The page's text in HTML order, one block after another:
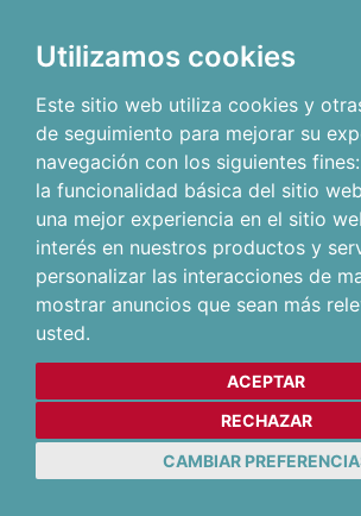
Utilizamos cookies
Este sitio web utiliza cookies y
de seguimiento para mejorar su
navegación con los siguientes fines:
la funcionalidad básica del sitio web
una mejor experiencia en el sitio
interés en nuestros productos y
personalizar las interacciones de
mostrar anuncios que sean más
usted.
ACEPTAR
RECHAZAR
CAMBIAR